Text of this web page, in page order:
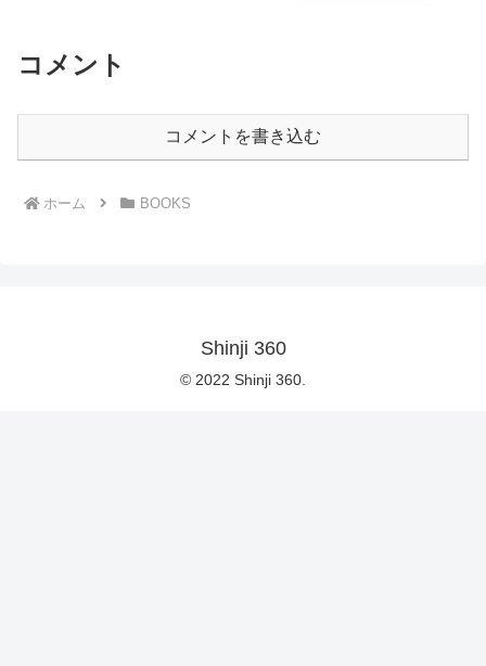
コメント
コメントを書き込む
ホーム BOOKS
Shinji 360
© 2022 Shinji 360.